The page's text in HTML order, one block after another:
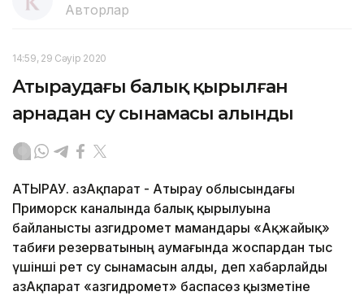
Авторлар
14:59, 29 Сәуір 2020
Атыраудағы балық қырылған
арнадан су сынамасы алынды
АТЫРАУ. ҚазАқпарат - Атырау облысындағы
Приморск каналында балық қырылуына
байланысты Қазгидромет мамандары «Ақжайық»
табиғи резерватының аумағында жоспардан тыс
үшінші рет су сынамасын алды, деп хабарлайды
ҚазАқпарат «Қазгидромет» баспасөз қызметіне